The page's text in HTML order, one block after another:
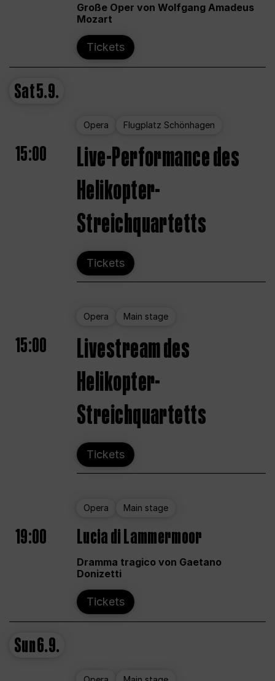
Große Oper von Wolfgang Amadeus
Mozart
Tickets
Sat5.9.
Opera Flugplatz Schönhagen
15:00
Live-Performance des
Helikopter-
Streichquartetts
Tickets
Opera Main stage
15:00
Livestream des
Helikopter-
Streichquartetts
Tickets
Opera Main stage
19:00 Lucia di Lammermoor
Dramma tragico von Gaetano
Donizetti
Tickets
Sun6.9.